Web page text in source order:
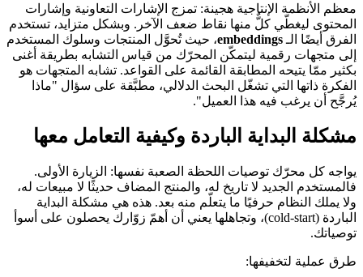
معظم الأنظمة الإنتاجية هجينة: تمزج الإشارات التعاونية وإشارات
المحتوى ليغطّي كلٌّ منها نقاط ضعف الآخر. وبشكل متزايد، تستخدم
الفرق أيضًا الـ embeddings، حيث تُحوَّل المنتجات وسلوك المستخدم
إلى متجهات رقمية ليتمكّن المحرّك من قياس التشابه بطريقة أغنى
بكثير ممّا يتيحه المطابقة القائمة على القواعد. تشابه المتجهات هو
الفكرة ذاتها التي تشغّل البحث الدلالي، مطبَّقة على سؤال "ماذا
يُرجَّح أن يرغب فيه هذا العميل".
مشكلة البداية الباردة وكيفية التعامل معها
يواجه كل محرّك توصيات اللحظة الصعبة نفسها: الزيارة الأولى.
فالمستخدم الجديد لا تاريخ له، والمنتج المضاف حديثًا لا مبيعات له،
ولا يملك النظام حرفيًا ما يتعلّم منه بعد. هذه هي مشكلة البداية
الباردة (cold-start)، وتجاهلها يعني أن أهمّ زوّارك يحصلون على أسوأ
توصياتك.
طرق عملية لتخفيفها: